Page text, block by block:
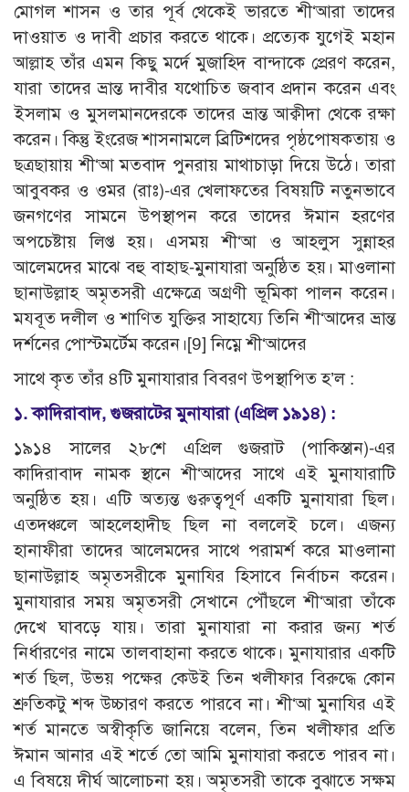
মোগল শাসন ও তার পূর্ব থেকেই ভারতে শী‘আরা তাদের
দাওয়াত ও দাবী প্রচার করতে থাকে। প্রত্যেক যুগেই মহান
আল্লাহ তাঁর এমন কিছু মর্দে মুজাহিদ বান্দাকে প্রেরণ করেন,
যারা তাদের ভ্রান্ত দাবীর যথোচিত জবাব প্রদান করেন এবং
ইসলাম ও মুসলমানদেরকে তাদের ভ্রান্ত আক্বীদা থেকে রক্ষা
করেন। কিন্তু ইংরেজ শাসনামলে ব্রিটিশদের পৃষ্ঠপোষকতায় ও
ছত্রছায়ায় শী‘আ মতবাদ পুনরায় মাথাচাড়া দিয়ে উঠে। তারা
আবুবকর ও ওমর (রাঃ)-এর খেলাফতের বিষয়টি নতুনভাবে
জনগণের সামনে উপস্থাপন করে তাদের ঈমান হরণের
অপচেষ্টায় লিপ্ত হয়। এসময় শী‘আ ও আহলুস সুন্নাহর
আলেমদের মাঝে বহু বাহাছ-মুনাযারা অনুষ্ঠিত হয়। মাওলানা
ছানাউল্লাহ অমৃতসরী এক্ষেত্রে অগ্রণী ভূমিকা পালন করেন।
মযবূত দলীল ও শাণিত যুক্তির সাহায্যে তিনি শী‘আদের ভ্রান্ত
দর্শনের পোস্টমর্টেম করেন।[9] নিম্নে শী‘আদের
সাথে কৃত তাঁর ৪টি মুনাযারার বিবরণ উপস্থাপিত হ’ল :
১. কাদিরাবাদ, গুজরাটের মুনাযারা (এপ্রিল ১৯১৪) :
১৯১৪ সালের ২৮শে এপ্রিল গুজরাট (পাকিস্তান)-এর
কাদিরাবাদ নামক স্থানে শী‘আদের সাথে এই মুনাযারাটি
অনুষ্ঠিত হয়। এটি অত্যন্ত গুরুত্বপূর্ণ একটি মুনাযারা ছিল।
এতদঞ্চলে আহলেহাদীছ ছিল না বললেই চলে। এজন্য
হানাফীরা তাদের আলেমদের সাথে পরামর্শ করে মাওলানা
ছানাউল্লাহ অমৃতসরীকে মুনাযির হিসাবে নির্বাচন করেন।
মুনাযারার সময় অমৃতসরী সেখানে পৌঁছলে শী‘আরা তাঁকে
দেখে ঘাবড়ে যায়। তারা মুনাযারা না করার জন্য শর্ত
নির্ধারণের নামে তালবাহানা করতে থাকে। মুনাযারার একটি
শর্ত ছিল, উভয় পক্ষের কেউই তিন খলীফার বিরুদ্ধে কোন
শ্রুতিকটু শব্দ উচ্চারণ করতে পারবে না। শী‘আ মুনাযির এই
শর্ত মানতে অস্বীকৃতি জানিয়ে বলেন, তিন খলীফার প্রতি
ঈমান আনার এই শর্তে তো আমি মুনাযারা করতে পারব না।
এ বিষয়ে দীর্ঘ আলোচনা হয়। অমৃতসরী তাকে বুঝাতে সক্ষম